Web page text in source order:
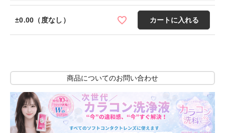
±0.00（度なし） カートに入れる
商品についてのお問い合わせ